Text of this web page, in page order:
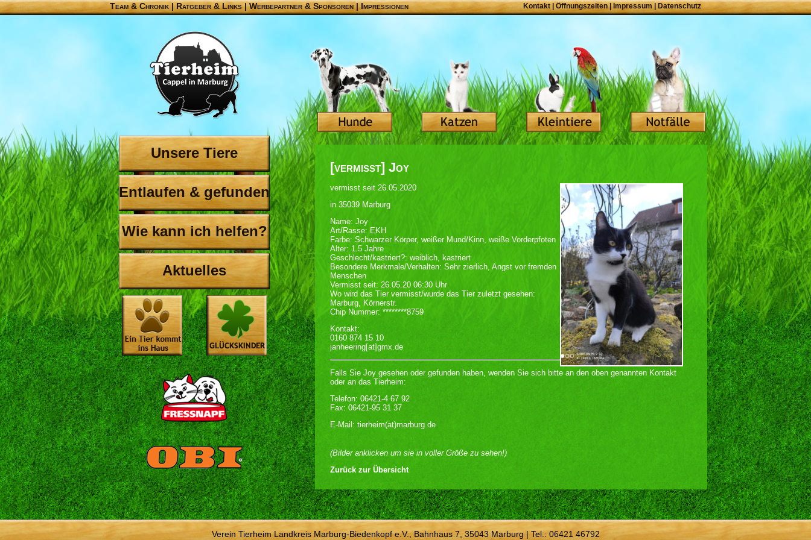
Team & Chronik |Ratgeber & Links|Werbepartner & Sponsoren|Impressionen Kontakt Öffnungszeiten| Impressum|Datenschutz
Unsere Tiere
Entlaufen & gefunden
Wie kann ich helfen?
Aktuelles
[vermisst] Joy
vermisst seit 26.05.2020
in 35039 Marburg
Name: Joy
Art/Rasse: EKH
Farbe: Schwarzer Körper, weißer Mund/Kinn, weiße Vorderpfoten
Alter: 1.5 Jahre
Geschlecht/kastriert?: weiblich, kastriert
Besondere Merkmale/Verhalten: Sehr zierlich, Angst vor fremden
Menschen
Vermisst seit: 26.05.20 06:30 Uhr
Wo wird das Tier vermisst/wurde das Tier zuletzt gesehen:
Marburg, Körnerstr.
Chip Nummer: ********8759
Kontakt:
0160 874 15 10
janheering[at]gmx.de
Falls Sie Joy gesehen oder gefunden haben, wenden Sie sich bitte an den oben genannten Kontakt
oder an das Tierheim:
Telefon: 06421-4 67 92
Fax: 06421-95 31 37
E-Mail: tierheim(at)marburg.de
(Bilder anklicken um sie in voller Größe zu sehen!)
Zurück zur Übersicht
Verein Tierheim Landkreis Marburg-Biedenkopf e.V., Bahnhaus 7, 35043 Marburg | Tel.: 06421 46792